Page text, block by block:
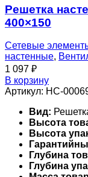
Решетка
400×150
Сетевые
настенные,
1 097 ₽
В корзину
Артикул: НС-
Вид:
Высота
Высота
Глубина
Глубина